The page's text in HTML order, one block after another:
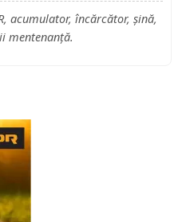
acumulator, încărcător, șină,
mentenanță.